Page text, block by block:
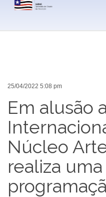
25/04/2022 5:08 pm
Em alusão
Núcleo
realiza uma